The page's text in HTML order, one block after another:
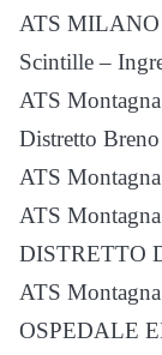
ATS MILANO
Scintille –
ATS
Distretto Breno
ATS
ATS
DISTRETTO
ATS
OSPEDALE